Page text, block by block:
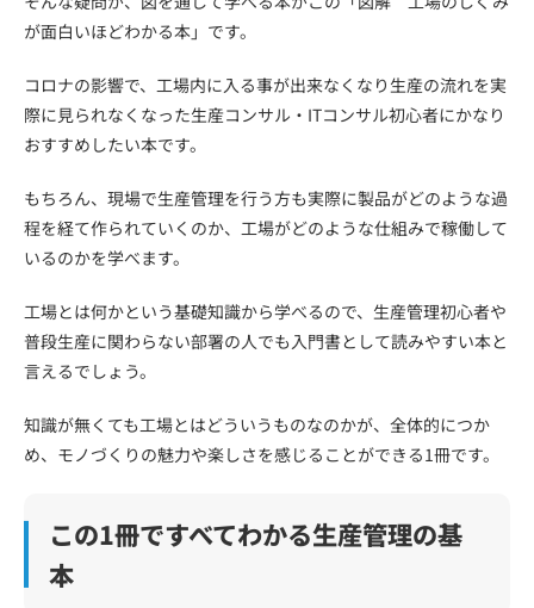
が面白いほどわかる本」です。
コロナの影響で、工場内に入る事が出来なくなり生産の流れを実
際に見られなくなった生産コンサル・ITコンサル初心者にかなり
おすすめしたい本です。
もちろん、現場で生産管理を行う方も実際に製品がどのような過
程を経て作られていくのか、工場がどのような仕組みで稼働して
いるのかを学べます。
工場とは何かという基礎知識から学べるので、生産管理初心者や
普段生産に関わらない部署の人でも入門書として読みやすい本と
言えるでしょう。
知識が無くても工場とはどういうものなのかが、全体的につか
め、モノづくりの魅力や楽しさを感じることができる1冊です。
この1冊ですべてわかる生産管理の基
本